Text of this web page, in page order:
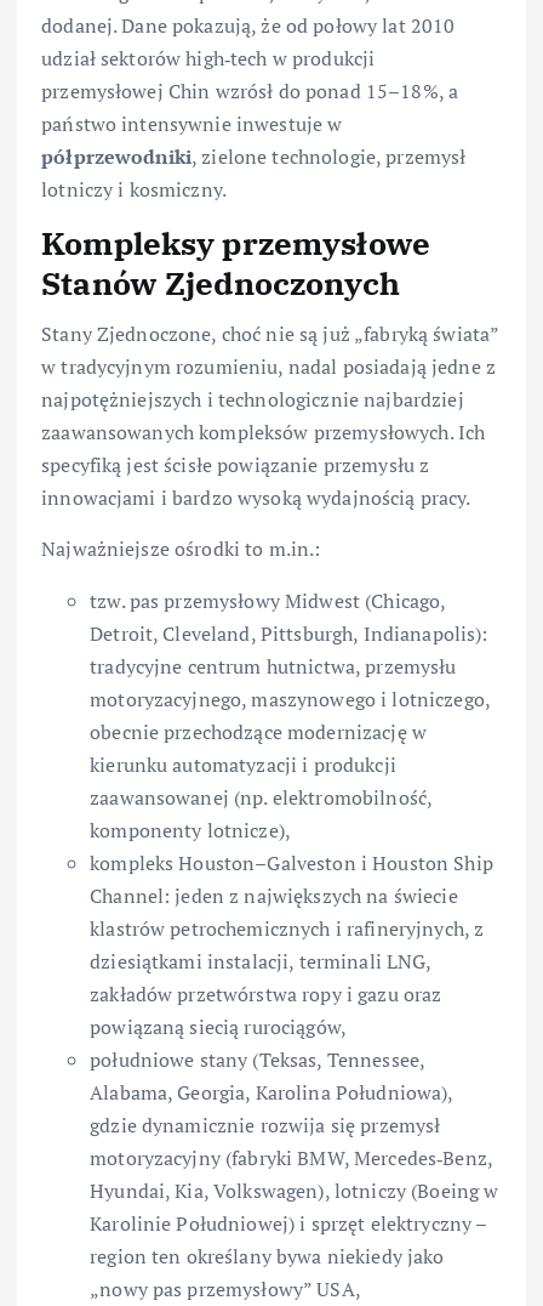
dodanej. Dane pokazują, że od połowy lat 2010
udział sektorów high‑tech w produkcji
przemysłowej Chin wzrósł do ponad 15–18%, a
państwo intensywnie inwestuje w
półprzewodniki, zielone technologie, przemysł
lotniczy i kosmiczny.
Kompleksy przemysłowe
Stanów Zjednoczonych
Stany Zjednoczone, choć nie są już „fabryką świata”
w tradycyjnym rozumieniu, nadal posiadają jedne z
najpotężniejszych i technologicznie najbardziej
zaawansowanych kompleksów przemysłowych. Ich
specyfiką jest ścisłe powiązanie przemysłu z
innowacjami i bardzo wysoką wydajnością pracy.
Najważniejsze ośrodki to m.in.:
tzw. pas przemysłowy Midwest (Chicago,
Detroit, Cleveland, Pittsburgh, Indianapolis):
tradycyjne centrum hutnictwa, przemysłu
motoryzacyjnego, maszynowego i lotniczego,
obecnie przechodzące modernizację w
kierunku automatyzacji i produkcji
zaawansowanej (np. elektromobilność,
komponenty lotnicze),
kompleks Houston–Galveston i Houston Ship
Channel: jeden z największych na świecie
klastrów petrochemicznych i rafineryjnych, z
dziesiątkami instalacji, terminali LNG,
zakładów przetwórstwa ropy i gazu oraz
powiązaną siecią rurociągów,
południowe stany (Teksas, Tennessee,
Alabama, Georgia, Karolina Południowa),
gdzie dynamicznie rozwija się przemysł
motoryzacyjny (fabryki BMW, Mercedes‑Benz,
Hyundai, Kia, Volkswagen), lotniczy (Boeing w
Karolinie Południowej) i sprzęt elektryczny –
region ten określany bywa niekiedy jako
„nowy pas przemysłowy” USA,